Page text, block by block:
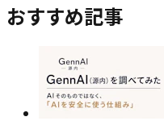
おすすめ記事